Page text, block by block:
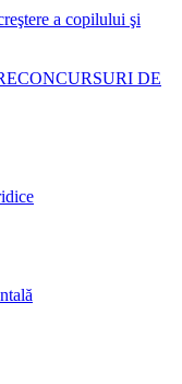
a copilului şi
CONCURSURI DE